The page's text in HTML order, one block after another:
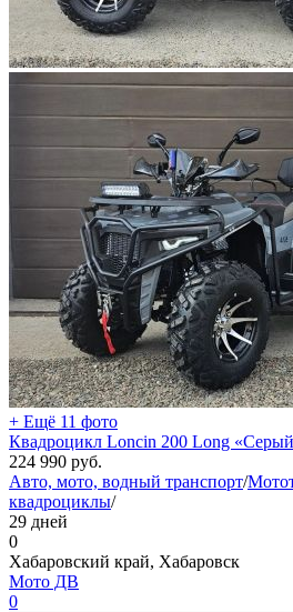
+ Ещё 11 фото
Квадроцикл Loncin 200 Long
224 990 руб.
Авто, мото, водный транспорт/
квадроциклы/
29 дней
0
Хабаровский край, Хабаровск
Мото ДВ
0